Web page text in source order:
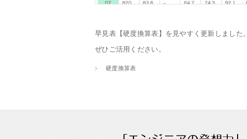
早見表【硬度換算表】を見やすく更新しました。
ぜひご活用ください。
硬度換算表